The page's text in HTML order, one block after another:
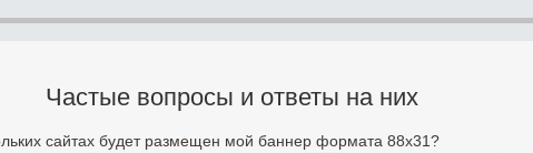
Частые вопросы и ответы на них
сайтах будет размещен мой баннер формата 88x31?